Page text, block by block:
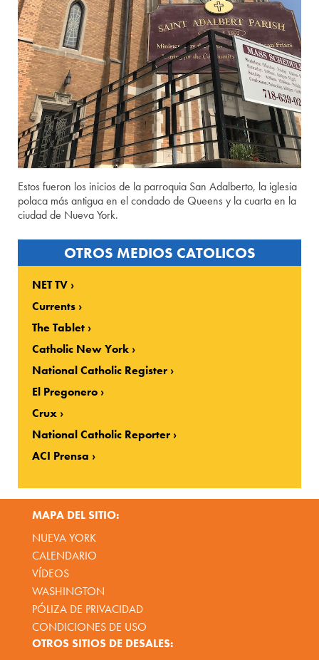
Estos fueron los inicios de la parroquia San Adalberto, la iglesia
polaca más antigua en el condado de Queens y la cuarta en la
ciudad de Nueva York.
OTROS MEDIOS CATOLICOS
NET TV
Currents
The Tablet
Catholic New York
National Catholic Register
El Pregonero
Crux
National Catholic Reporter
ACI Prensa
MAPA DEL SITIO:
NUEVA YORK
CALENDARIO
VÍDEOS
WASHINGTON
PÓLIZA DE PRIVACIDAD
CONDICIONES DE USO
OTROS SITIOS DE DESALES: